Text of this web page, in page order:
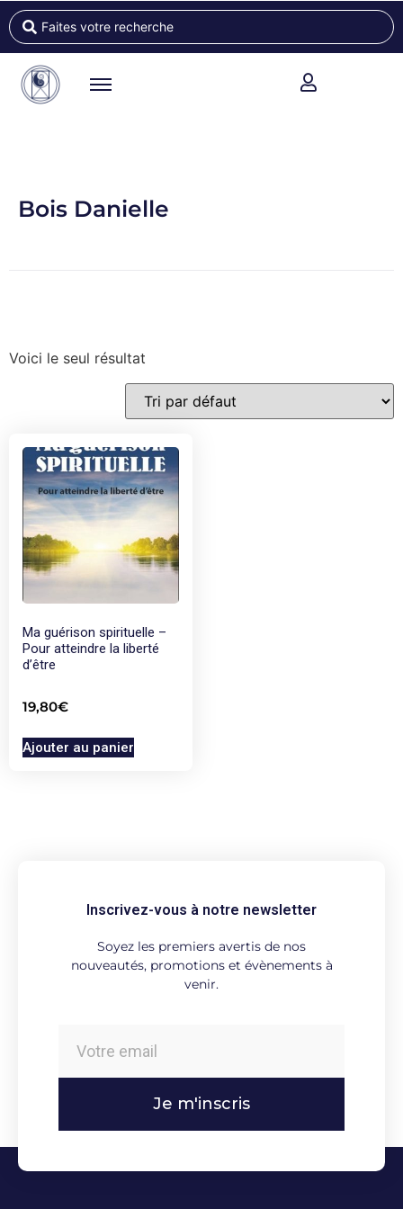
Bois Danielle
Voici le seul résultat
Ma guérison spirituelle –
Pour atteindre la liberté
d’être
19,80€
Ajouter au panier
Inscrivez-vous à notre newsletter
Soyez les premiers avertis de nos
nouveautés, promotions et évènements à
venir.
Je m'inscris